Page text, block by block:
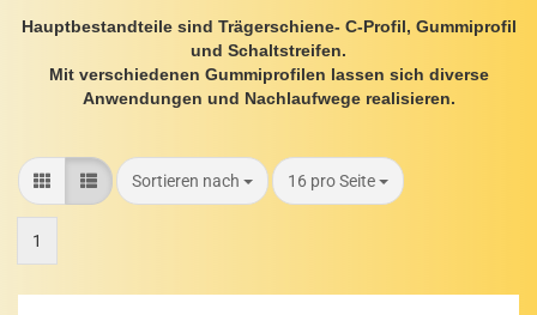
Hauptbestandteile sind Trägerschiene- C-Profil, Gummiprofil
und Schaltstreifen.
Mit verschiedenen Gummiprofilen lassen sich diverse
Anwendungen und Nachlaufwege realisieren.
Sortieren nach
Sortieren nach 16 pro Seite
pro Seite
1